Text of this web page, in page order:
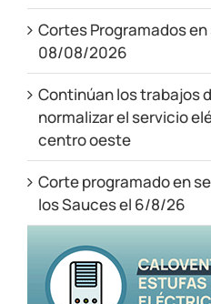
Cortes Programados
08/08/2026
Continúan los trabajos
normalizar el servicio
centro oeste
Corte programado en
los Sauces el 6/8/26